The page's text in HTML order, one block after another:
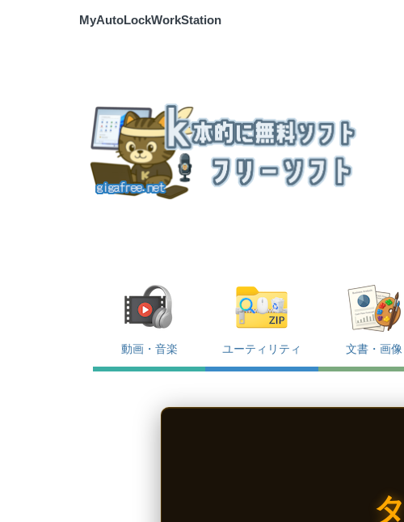
MyAutoLockWorkStation
動画・音楽 ユーティリティ 文書・画像